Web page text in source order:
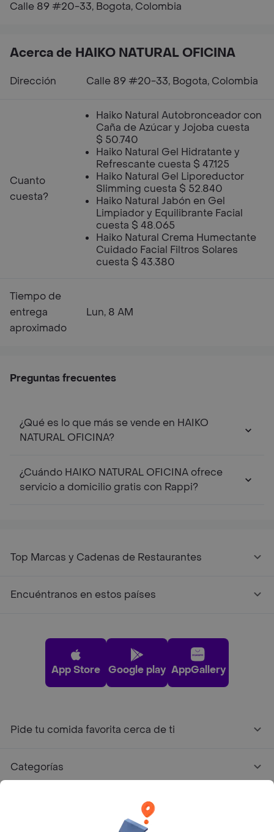
Calle 89 #20-33, Bogota, Colombia
Acerca de HAIKO NATURAL OFICINA
Dirección Calle 89 #20-33, Bogota, Colombia
Cuanto
cuesta?
Haiko Natural Autobronceador con
Caña de Azúcar y Jojoba cuesta
$ 50.740
Haiko Natural Gel Hidratante y
Refrescante cuesta $ 47.125
Haiko Natural Gel Liporeductor
Slimming cuesta $ 52.840
Haiko Natural Jabón en Gel
Limpiador y Equilibrante Facial
cuesta $ 48.065
Haiko Natural Crema Humectante
Cuidado Facial Filtros Solares
cuesta $ 43.380
Tiempo de
entrega
aproximado
Lun, 8 AM
Preguntas frecuentes
¿Qué es lo que más se vende en HAIKO
NATURAL OFICINA?
¿Cuándo HAIKO NATURAL OFICINA ofrece
servicio a domicilio gratis con Rappi?
Top Marcas y Cadenas de Restaurantes
Encuéntranos en estos países
App Store Google play AppGallery
Pide tu comida favorita cerca de ti
Categorías